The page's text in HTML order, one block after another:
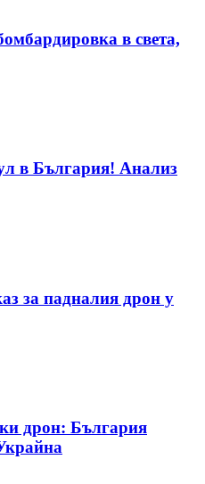
в света,
в България! Анализ
за падналия дрон у
дрон: България